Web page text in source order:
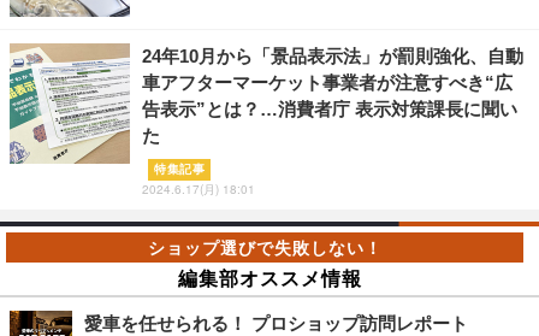
24年10月から「景品表示法」が罰則強化、自動
車アフターマーケット事業者が注意すべき“広
告表示”とは？…消費者庁 表示対策課長に聞い
た
特集記事
2024.6.17(月) 18:01
編集部オススメ情報
愛車を任せられる！ プロショップ訪問レポート